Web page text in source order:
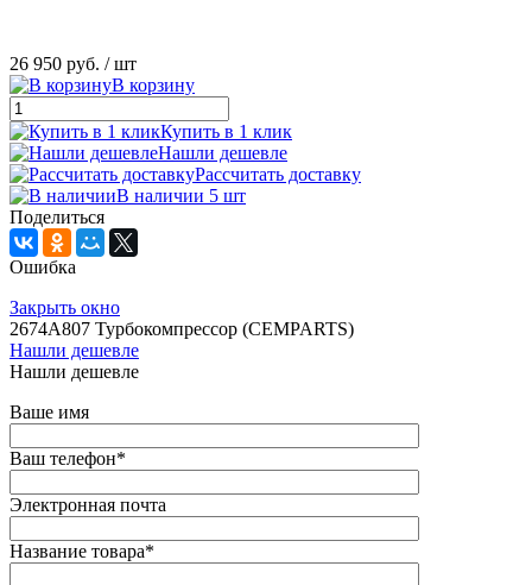
26 950 руб. / шт
В корзину
Купить в 1 клик
Нашли дешевле
Рассчитать доставку
В наличии 5 шт
Поделиться
Ошибка
Закрыть окно
2674A807 Турбокомпрессор (CEMPARTS)
Нашли дешевле
Нашли дешевле
Ваше имя
Ваш телефон*
Электронная почта
Название товара*